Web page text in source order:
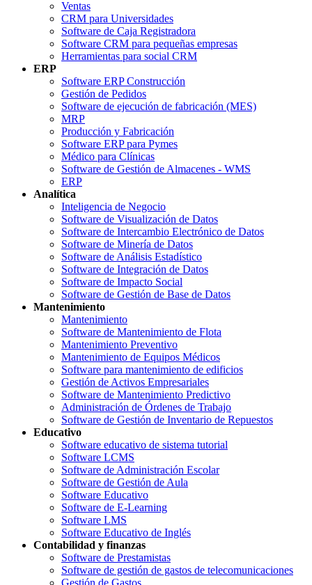
Ventas
CRM para Universidades
Software de Caja Registradora
Software CRM para pequeñas empresas
Herramientas para social CRM
ERP
Software ERP Construcción
Gestión de Pedidos
Software de ejecución de fabricación (MES)
MRP
Producción y Fabricación
Software ERP para Pymes
Médico para Clínicas
Software de Gestión de Almacenes - WMS
ERP
Analítica
Inteligencia de Negocio
Software de Visualización de Datos
Software de Intercambio Electrónico de Datos
Software de Minería de Datos
Software de Análisis Estadístico
Software de Integración de Datos
Software de Impacto Social
Software de Gestión de Base de Datos
Mantenimiento
Mantenimiento
Software de Mantenimiento de Flota
Mantenimiento Preventivo
Mantenimiento de Equipos Médicos
Software para mantenimiento de edificios
Gestión de Activos Empresariales
Software de Mantenimiento Predictivo
Administración de Órdenes de Trabajo
Software de Gestión de Inventario de Repuestos
Educativo
Software educativo de sistema tutorial
Software LCMS
Software de Administración Escolar
Software de Gestión de Aula
Software Educativo
Software de E-Learning
Software LMS
Software Educativo de Inglés
Contabilidad y finanzas
Software de Prestamistas
Software de gestión de gastos de telecomunicaciones